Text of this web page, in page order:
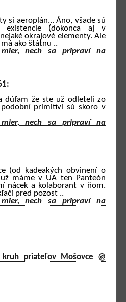
si aeroplán... Áno, všade sú
existencie (dokonca aj v
okrajové elementy. Ale
ako štátnu ..
nech sa pripraví na
dúfam že ste už odleteli zo
primitívi sú skoro v
nech sa pripraví na
(od kadeakých obvinení o
máme v UA ten Panteón
nácek a kolaborant v ňom.
pred pozost ..
nech sa pripraví na
kruh priateľov Mošovce @